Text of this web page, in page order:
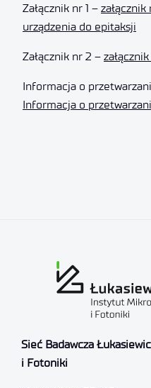
Załącznik nr 1 –
urządzenia do epitaksji
Załącznik nr 2 –
Informacja o
Informacja o
Sieć Badawcza
i Fotoniki